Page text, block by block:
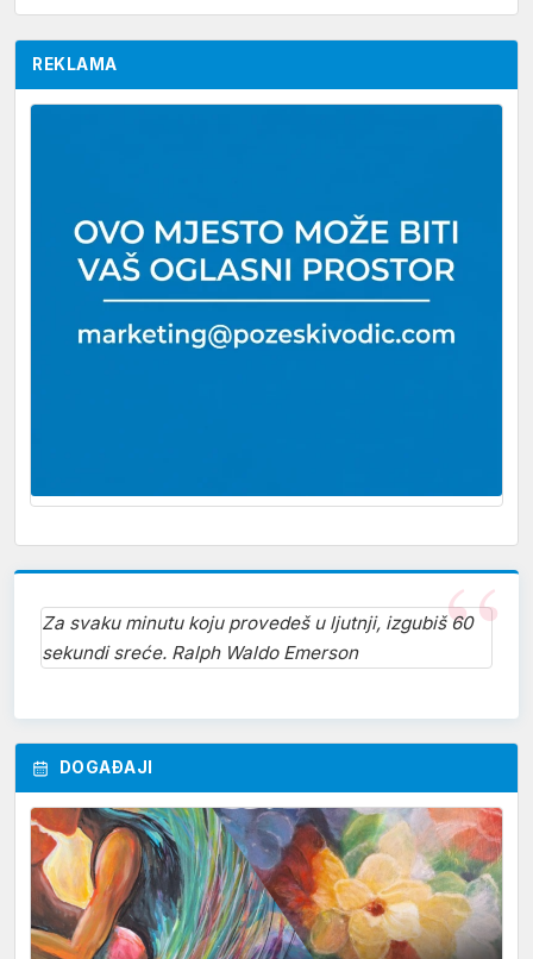
REKLAMA
Za svaku minutu koju provedeš u ljutnji, izgubiš 60
sekundi sreće. Ralph Waldo Emerson
DOGAĐAJI